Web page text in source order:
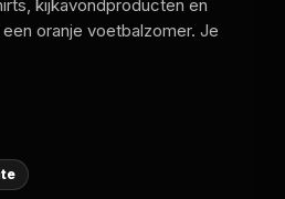
kijkavondproducten en
oranje voetbalzomer. Je